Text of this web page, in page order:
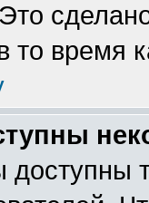
то время